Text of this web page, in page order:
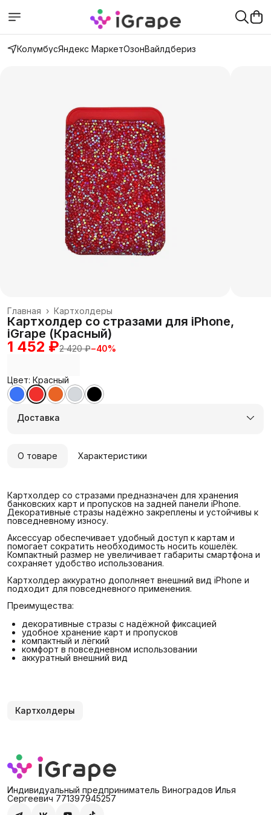
КолумбусЯндекс МаркетОзонВайлдбериз
Картхолдеры
Главная ›
Картхолдер со стразами для iPhone,
iGrape (Красный)
1 452 ₽2 420 ₽−40%
Цвет: Красный
Доставка
О товаре Характеристики
Картхолдер со стразами предназначен для хранения
банковских карт и пропусков на задней панели iPhone.
Декоративные стразы надёжно закреплены и устойчивы к
повседневному износу.
Аксессуар обеспечивает удобный доступ к картам и
помогает сократить необходимость носить кошелёк.
Компактный размер не увеличивает габариты смартфона и
сохраняет удобство использования.
Картхолдер аккуратно дополняет внешний вид iPhone и
подходит для повседневного применения.
Преимущества:
декоративные стразы с надёжной фиксацией
удобное хранение карт и пропусков
компактный и лёгкий
комфорт в повседневном использовании
аккуратный внешний вид
Картхолдеры
Индивидуальный предприниматель Виноградов Илья
Сергеевич 771397945257